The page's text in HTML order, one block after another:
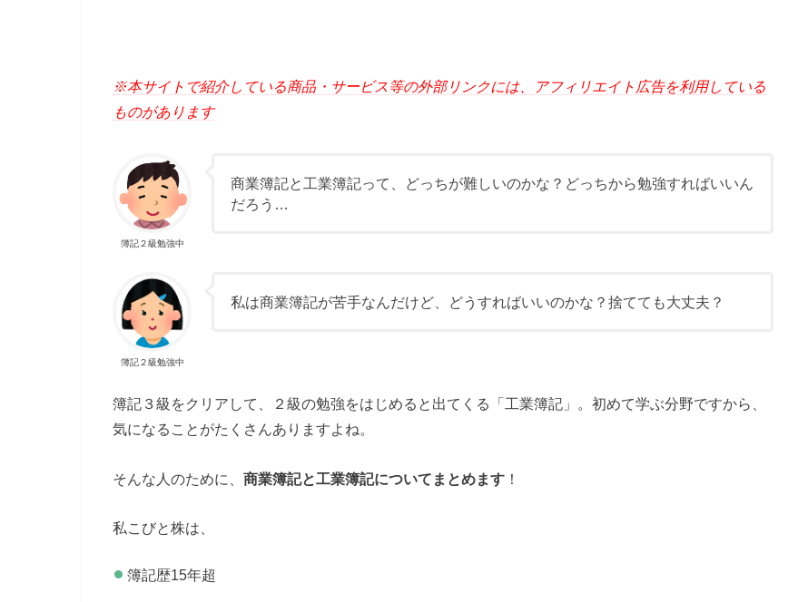
※本サイトで紹介している商品・サービス等の外部リンクには、アフィリエイト広告を利用している
ものがあります
簿記２級勉強中
商業簿記と工業簿記って、どっちが難しいのかな？どっちから勉強すればいいん
だろう…
簿記２級勉強中
私は商業簿記が苦手なんだけど、どうすればいいのかな？捨てても大丈夫？
簿記３級をクリアして、２級の勉強をはじめると出てくる「工業簿記」。初めて学ぶ分野ですから、
気になることがたくさんありますよね。
そんな人のために、 商業簿記と工業簿記についてまとめます ！
私こびと株は、
簿記歴15年超